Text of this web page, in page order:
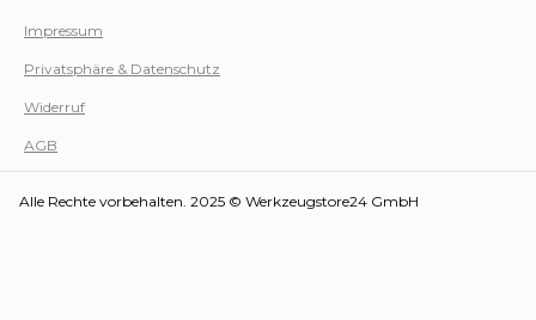
Impressum
Privatsphäre & Datenschutz
Widerruf
AGB
Alle Rechte vorbehalten. 2025 © Werkzeugstore24 GmbH